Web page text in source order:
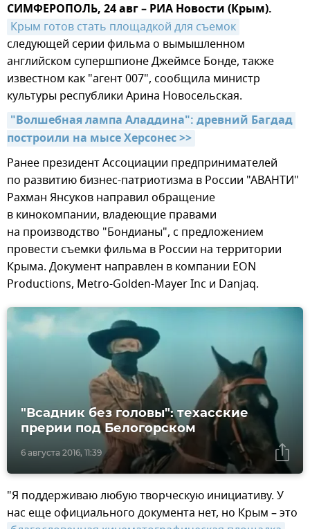
СИМФЕРОПОЛЬ, 24 авг – РИА Новости (Крым).
Крым готов стать площадкой для съемок
следующей серии фильма о вымышленном
английском супершпионе Джеймсе Бонде, также
известном как "агент 007", сообщила министр
культуры республики Арина Новосельская.
"Волшебная лампа Аладдина": древний Багдад
построили на мысе Херсонес >>
Ранее президент Ассоциации предпринимателей
по развитию бизнес-патриотизма в России "АВАНТИ"
Рахман Янсуков направил обращение
в кинокомпании, владеющие правами
на производство "Бондианы", с предложением
провести съемки фильма в России на территории
Крыма. Документ направлен в компании EON
Productions, Metro-Golden-Mayer Inc и Danjaq.
6 августа 2016, 11:39
"Всадник без головы": техасские
прерии под Белогорском
"Я поддерживаю любую творческую инициативу. У
нас еще официального документа нет, но Крым – это